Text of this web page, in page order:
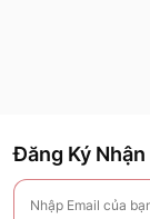
Đăng Ký